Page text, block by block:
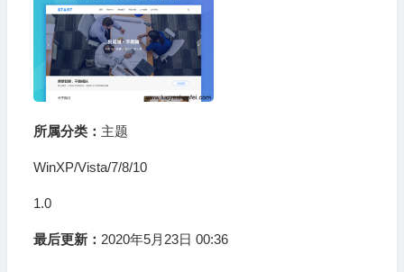
所属分类： 主题
WinXP/Vista/7/8/10
1.0
最后更新： 2020年5月23日 00:36